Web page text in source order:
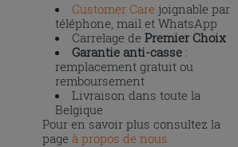
Customer Carejoignable par
téléphone, mail et WhatsApp
Carrelage de Premier Choix
Garantie anti-casse:
remplacement gratuit ou
remboursement
Livraison dans toute la
Belgique
Pour en savoir plus consultez la
page à propos de nous